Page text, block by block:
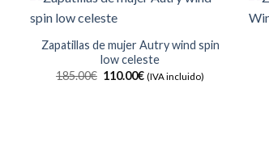
a la
lista de
Zapatillas de mujer Autry wind spin
low celeste
185.00€ El
110.00€El
precio
(IVA incluido)